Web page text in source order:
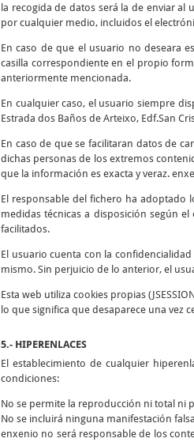
la recogida de datos será la de enviar
por cualquier medio, incluidos el
En caso de que el usuario no deseara
casilla correspondiente en el propio
anteriormente mencionada.
En cualquier caso, el usuario siempre
Estrada dos Baños de Arteixo, Edf.San
En caso de que se facilitaran datos de
dichas personas de los extremos
que la información es exacta y veraz.
El responsable del fichero ha adoptado
medidas técnicas a disposición según
facilitados.
El usuario cuenta con la
mismo. Sin perjuicio de lo anterior, el
Esta web utiliza cookies propias
lo que significa que desaparece una vez
5.- HIPERENLACES
El establecimiento de cualquier
condiciones:
No se permite la reproducción ni total ni
No se incluirá ninguna manifestación
enxenio no será responsable de los